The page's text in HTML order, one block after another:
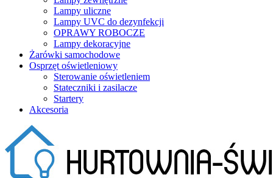
Lampy uliczne
Lampy UVC do dezynfekcji
OPRAWY ROBOCZE
Lampy dekoracyjne
Żarówki samochodowe
Osprzęt oświetleniowy
Sterowanie oświetleniem
Stateczniki i zasilacze
Startery
Akcesoria